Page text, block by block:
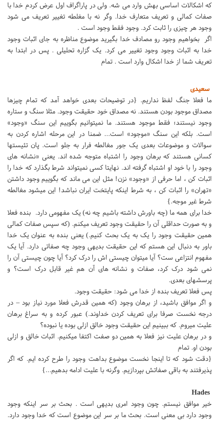
که اشکالات اساسی بهش وارد می شه. ولی در پاراگراف اول عرض کردم خدا با
صفات کمالی و تعریف متعارف خدا. وگر نه با مغلطه تغییر تعریف می شود
وجود هر چیزی را ثابت کرد. وجود فقط وجود است .
اگر بخواهیم وجود رو مصادف خدا بگیرید موضوع مناظره به جای اثبات وجود
خدا به اثبات وجود وجود تغییر می کرد. یک گزاره تحلیلی . پس در ابتدا به
تعریف شما از خدا اشکال وارد است . تمام
سعیدی
ما فعلا جنگ لفظ نداریم. {در توضیحات بعدی خواهد آمد که تمام چیزها
مصداق موجود بودن هستند. نه مصداق خود حقیقت وجود. مثلا سنگ و ستاره
وجود نیستند؛ فقط موجود هستند. ما نمیتوانیم بگوییم این سنگ «وجود»
است. بلکه این سنگ «موجود» است... ضمنا در این مرحله اشاره کردن به
سوالات و موضوعات بعدی یک جور مغالطه فرار به جلو است. پان تئیستها
کسانی هستند که برهان وجود را اشتباه متوجه شده اند. یعنی «نشانه های
وجود را با خود او اشتباه گرفته اند. نهایتا کسی نمیتواند شرط بگذارد که خدا را
اثبات کن ، اما حرفی از «وجود» نزن! مثل این می ماند که بگوییم وجود داشتن
«تهران» را اثبات کن ، به شرط اینکه پایتخت ایران نباشد! این میشود مغالطه
شرط غیر موجه.}
خدا برای همه ما (چه باورش داشته باشیم چه نه) یک مفهومی دارد. بنده فعلا
و به صورت حداقلی آن را حقیقت وجود تعریف میکنم. (که سپس صفات کمالی
همین حقیقت وجود را یک به یک بحث کنیم.) یعنی بنده به عنوان یک خدا
باور به دنبال این هستم که این حقیقت بدیهی وجود چه صفاتی دارد. آیا یک
مفهوم انتزاعی ست؟ آیا میتوان چیستی اش را درک کرد؟ آیا چون چیستی آن را
نمی شود درک کرد، صفات و نشانه های آن هم غیر قابل درک است؟ و
پرسشهای بعدی.
پس فعلا تعریف بنده از خدا می شود: حقیقت وجود.
و اگر موافق باشید، از برهان وجود (که همین قدرش فعلا مورد نیاز بود – در
درجه نخست صرفا برای تعریف کردن خداوند.) عبور کرده و به سراغ برهان
علیت میروم. که ببینیم این حقیقت وجود خالق ازلی بوده یا نبوده؟
و در برهان علیت نیز فعلا به همین دو صفت اکتفا میکنیم. اثبات خالق و ازلی
بودن او. تمام
{دقت شود که تا اینجا نخست موضوع بداهت وجود را طرح کرده ایم. که اگر
پذیرفتند به باقی صفاتش بپردازیم. وگرنه با علیت ادامه بدهیم...}
Hades
خیر موافق نیستم‌. چون وجود امری بدیهی است . بحث بر سر اینکه وجود
وجود دارد بی معنی است. بحث ما بر سر این موضوع است که خدا وجود دارد.